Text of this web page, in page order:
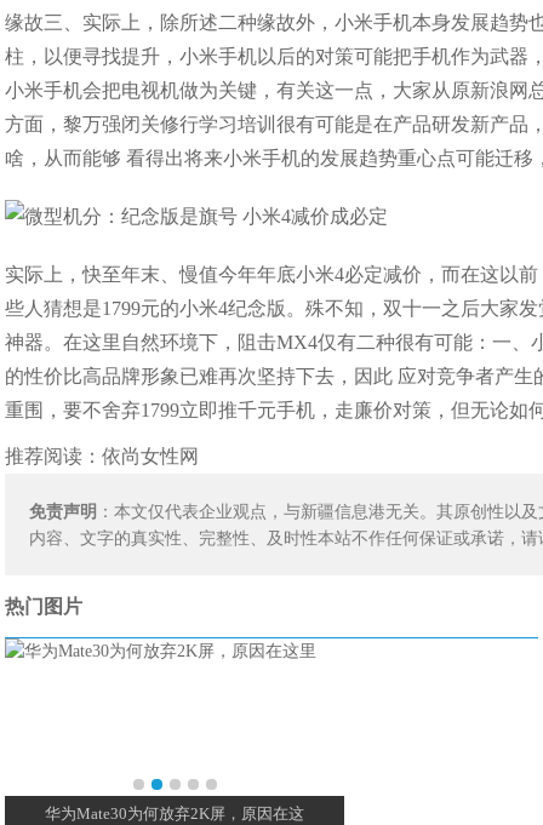
缘故三、实际上，除所述二种缘故外，小米手机本身发展趋
柱，以便寻找提升，小米手机以后的对策可能把手机作为武
小米手机会把电视机做为关键，有关这一点，大家从原新浪
方面，黎万强闭关修行学习培训很有可能是在产品研发新产
啥，从而能够 看得出将来小米手机的发展趋势重心点可能迁
实际上，快至年末、慢值今年年底小米4必定减价，而在这以
些人猜想是1799元的小米4纪念版。殊不知，双十一之后大家
神器。在这里自然环境下，阻击MX4仅有二种很有可能：一
的性价比高品牌形象已难再次坚持下去，因此 应对竞争者产
重围，要不舍弃1799立即推千元手机，走廉价对策，但无论如
推荐阅读：依尚女性网
免责声明 ：本文仅代表企业观点，与新疆信息港无关。其原创性以
内容、文字的真实性、完整性、及时性本站不作任何保证或承诺，
热门图片
微短剧，这个内容新风口为何如此难追？